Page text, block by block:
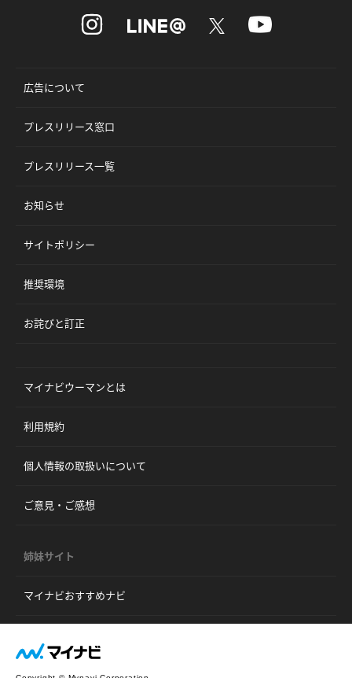
広告について
プレスリリース窓口
プレスリリース一覧
お知らせ
サイトポリシー
推奨環境
お詫びと訂正
マイナビウーマンとは
利用規約
個人情報の取扱いについて
ご意見・ご感想
姉妹サイト
マイナビおすすめナビ